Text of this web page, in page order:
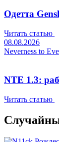
Одетта
Читать статью
08.08.2026
Neverness to
NTE 1.3:
Читать статью